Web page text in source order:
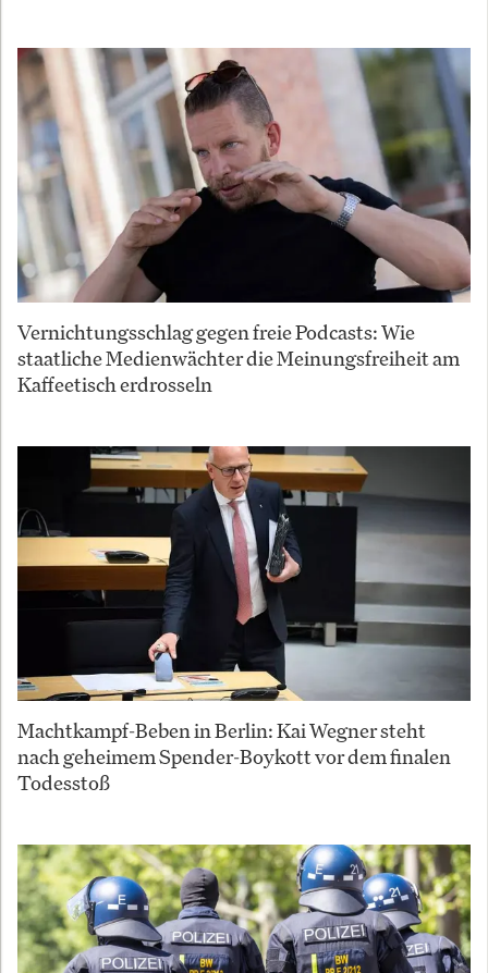
Vernichtungsschlag gegen freie Podcasts: Wie
staatliche Medienwächter die Meinungsfreiheit am
Kaffeetisch erdrosseln
Machtkampf-Beben in Berlin: Kai Wegner steht
nach geheimem Spender-Boykott vor dem finalen
Todesstoß